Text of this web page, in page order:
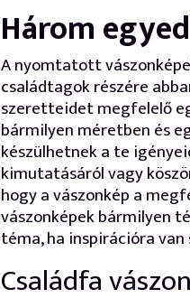
Három
A nyomtatott
családtagok részére
szeretteidet megfelelő
bármilyen méretben és
készülhetnek a te
kimutatásáról vagy
hogy a vászonkép a
vászonképek bármilyen
téma, ha inspirációra van
Családfa